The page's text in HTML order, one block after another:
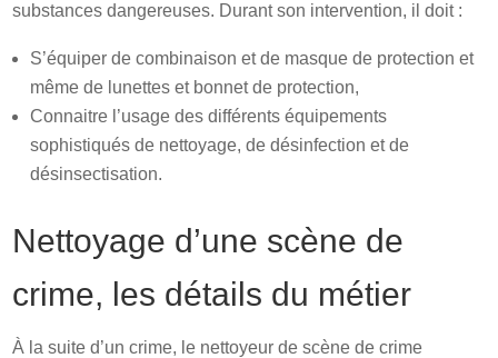
substances dangereuses. Durant son intervention, il doit :
S’équiper de combinaison et de masque de protection et
même de lunettes et bonnet de protection,
Connaitre l’usage des différents équipements
sophistiqués de nettoyage, de désinfection et de
désinsectisation.
Nettoyage d’une scène de
crime, les détails du métier
À la suite d’un crime, le nettoyeur de scène de crime